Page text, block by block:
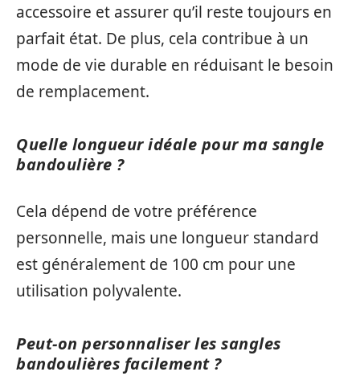
accessoire et assurer qu’il reste toujours en
parfait état. De plus, cela contribue à un
mode de vie durable en réduisant le besoin
de remplacement.
Quelle longueur idéale pour ma sangle
bandoulière ?
Cela dépend de votre préférence
personnelle, mais une longueur standard
est généralement de 100 cm pour une
utilisation polyvalente.
Peut-on personnaliser les sangles
bandoulières facilement ?